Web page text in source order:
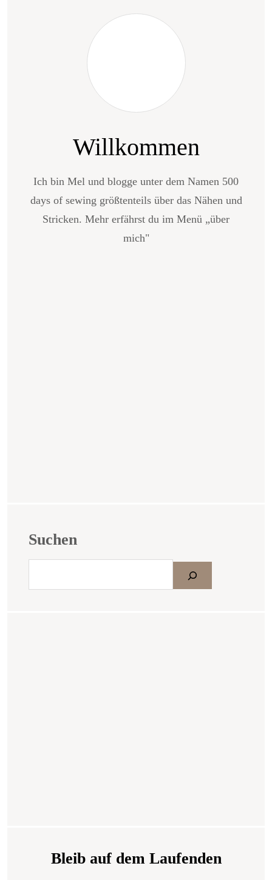
Willkommen
Ich bin Mel und blogge unter dem Namen 500
days of sewing größtenteils über das Nähen und
Stricken. Mehr erfährst du im Menü „über
mich"
Suchen
Bleib auf dem Laufenden